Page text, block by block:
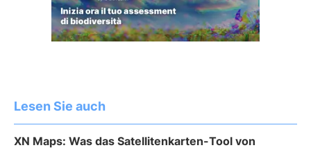
Lesen Sie auch
XN Maps: Was das Satellitenkarten-Tool von